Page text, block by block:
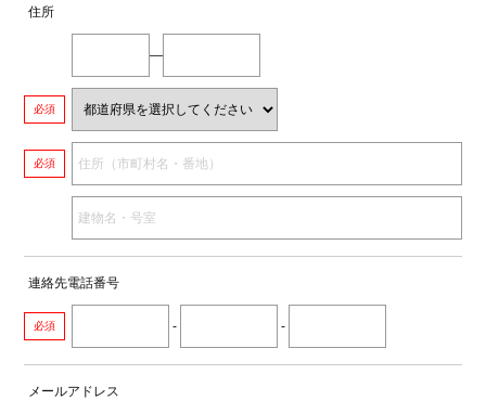
住所
―
必須
必須
連絡先電話番号
必須 - -
メールアドレス